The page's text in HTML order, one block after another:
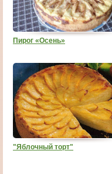
Пирог «Осень»
"Яблочный торт"